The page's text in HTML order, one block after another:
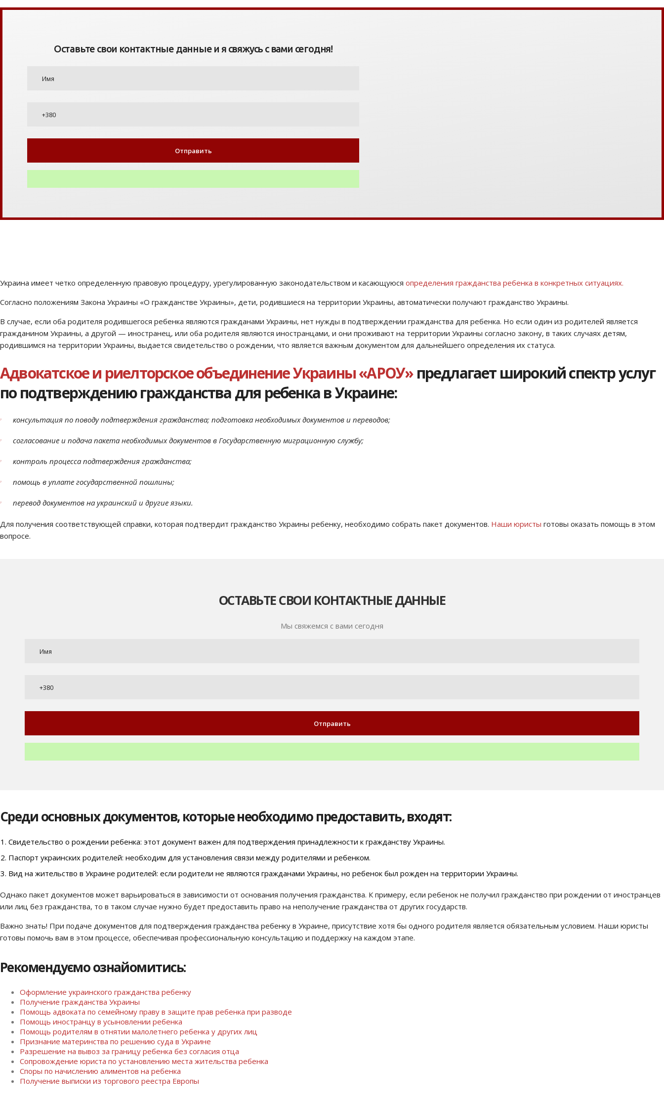
Оставьте свои контактные данные и я свяжусь с вами сегодня!
Украина имеет четко определенную правовую процедуру, урегулированную законодательством и касающуюся определения гражданства ребенка в конкретных ситуациях.
Согласно положениям Закона Украины «О гражданстве Украины», дети, родившиеся на территории Украины, автоматически получают гражданство Украины.
В случае, если оба родителя родившегося ребенка являются гражданами Украины, нет нужды в подтверждении гражданства для ребенка. Но если один из родителей является
гражданином Украины, а другой — иностранец, или оба родителя являются иностранцами, и они проживают на территории Украины согласно закону, в таких случаях детям,
родившимся на территории Украины, выдается свидетельство о рождении, что является важным документом для дальнейшего определения их статуса.
Адвокатское и риелторское объединение Украины «АРОУ»предлагает широкий спектр услуг
по подтверждению гражданства для ребенка в Украине:
консультация по поводу подтверждения гражданства; подготовка необходимых документов и переводов;
согласование и подача пакета необходимых документов в Государственную миграционную службу;
контроль процесса подтверждения гражданства;
помощь в уплате государственной пошлины;
перевод документов на украинский и другие языки.
Для получения соответствующей справки, которая подтвердит гражданство Украины ребенку, необходимо собрать пакет документов. Наши юристы готовы оказать помощь в этом
вопросе.
ОСТАВЬТЕ СВОИ КОНТАКТНЫЕ ДАННЫЕ
Мы свяжемся с вами сегодня
Среди основных документов, которые необходимо предоставить, входят:
Свидетельство о рождении ребенка: этот документ важен для подтверждения принадлежности к гражданству Украины.
Паспорт украинских родителей: необходим для установления связи между родителями и ребенком.
Вид на жительство в Украине родителей: если родители не являются гражданами Украины, но ребенок был рожден на территории Украины.
Однако пакет документов может варьироваться в зависимости от основания получения гражданства. К примеру, если ребенок не получил гражданство при рождении от иностранцев
или лиц без гражданства, то в таком случае нужно будет предоставить право на неполучение гражданства от других государств.
Важно знать! При подаче документов для подтверждения гражданства ребенку в Украине, присутствие хотя бы одного родителя является обязательным условием. Наши юристы
готовы помочь вам в этом процессе, обеспечивая профессиональную консультацию и поддержку на каждом этапе.
Рекомендуємо ознайомитись:
Оформление украинского гражданства ребенку
Получение гражданства Украины
Помощь адвоката по семейному праву в защите прав ребенка при разводе
Помощь иностранцу в усыновлении ребенка
Помощь родителям в отнятии малолетнего ребенка у других лиц
Признание материнства по решению суда в Украине
Разрешение на вывоз за границу ребенка без согласия отца
Сопровождение юриста по установлению места жительства ребенка
Споры по начислению алиментов на ребенка
Получение выписки из торгового реестра Европы